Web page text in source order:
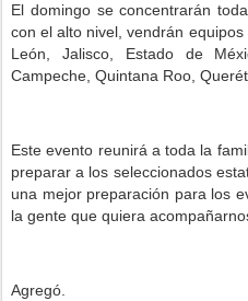
El domingo se concentrarán
con el alto nivel, vendrán
León, Jalisco, Estado de
Campeche, Quintana Roo,
Este evento reunirá a toda la
preparar a los seleccionados
una mejor preparación para los
la gente que quiera
Agregó.